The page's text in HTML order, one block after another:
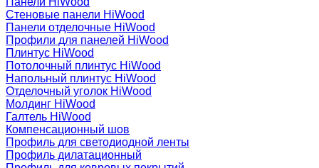
Стеновые панели HiWood
Панели отделочные HiWood
Профили для панелей HiWood
Плинтус HiWood
Потолочный плинтус HiWood
Напольный плинтус HiWood
Отделочный уголок HiWood
Молдинг HiWood
Галтель HiWood
Компенсационный шов
Профиль для светодиодной ленты
Профиль дилатационный